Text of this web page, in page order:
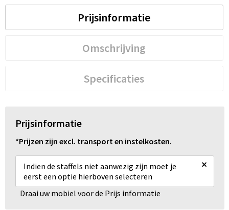
Prijsinformatie
Omschrijving
Specificaties
Prijsinformatie
*Prijzen zijn excl. transport en instelkosten.
Indien de staffels niet aanwezig zijn moet je
eerst een optie hierboven selecteren
×
Draai uw mobiel voor de Prijs informatie